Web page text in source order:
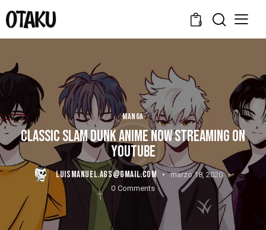
0
MANGA
CLASSIC SLAM DUNK ANIME NOW STREAMING ON
YOUTUBE
LUISMANUEL.AGS@GMAIL.COM
marzo 18, 2020
0 Comments